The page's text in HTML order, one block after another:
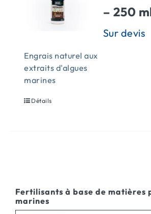
– 250
Engrais naturel aux
extraits d'algues
marines
Détails
Fertilisants à base de matières
marines